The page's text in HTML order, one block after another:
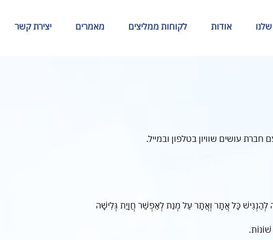
אודות לקוחות ממליצים מאמרים יצירת קשר
עושים שוויון בטלפון ובמייל.
לְהַנְגִישׁ כָּל אֲתָר וְאֲתָר עַל מְנַת לְאַפְשֵׁר חֲוָיַת גְּלִישָׁה